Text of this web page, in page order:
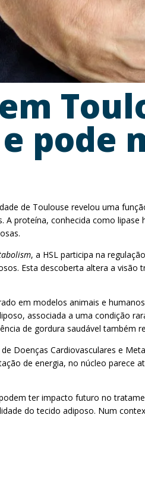
pode
de Toulouse revelou uma
A proteína, conhecida como
, a HSL participa na
Esta descoberta altera a
em modelos animais e
associada a uma condição
de gordura saudável também
Doenças Cardiovasculares e
de energia, no núcleo
ter impacto futuro no
do tecido adiposo. Num